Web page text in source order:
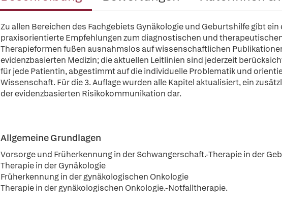
Zu allen Bereichen des Fachgebiets Gynäkologie und Geburtshilfe gibt
praxisorientierte Empfehlungen zum diagnostischen und
Therapieformen fußen ausnahmslos auf wissenschaftlichen
evidenzbasierten Medizin; die aktuellen Leitlinien sind jederzeit
für jede Patientin, abgestimmt auf die individuelle Problematik und
Wissenschaft. Für die 3. Auflage wurden alle Kapitel aktualisiert, ein
der evidenzbasierten Risikokommunikation dar.
Allgemeine Grundlagen
Vorsorge und Früherkennung in der Schwangerschaft.-Therapie in der
Therapie in der Gynäkologie
Früherkennung in der gynäkologischen Onkologie
Therapie in der gynäkologischen Onkologie.-Notfalltherapie.